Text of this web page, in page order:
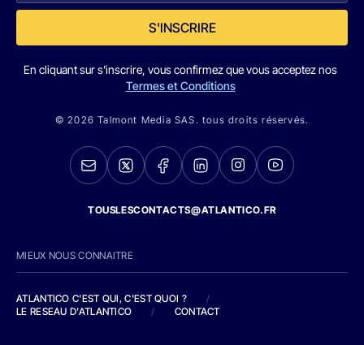
S'INSCRIRE
En cliquant sur s'inscrire, vous confirmez que vous acceptez nos
Termes et Conditions
© 2026 Talmont Media SAS. tous droits réservés.
TOUSLESCONTACTS@ATLANTICO.FR
MIEUX NOUS CONNAITRE
ATLANTICO C'EST QUI, C'EST QUOI ?
/
LE RESEAU D'ATLANTICO
/ CONTACT